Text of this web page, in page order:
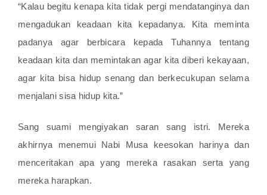
“Kalau begitu kenapa kita tidak pergi mendatanginya dan
mengadukan keadaan kita kepadanya. Kita meminta
padanya agar berbicara kepada Tuhannya tentang
keadaan kita dan memintakan agar kita diberi kekayaan,
agar kita bisa hidup senang dan berkecukupan selama
menjalani sisa hidup kita.”
Sang suami mengiyakan saran sang istri. Mereka
akhirnya menemui Nabi Musa keesokan harinya dan
menceritakan apa yang mereka rasakan serta yang
mereka harapkan.